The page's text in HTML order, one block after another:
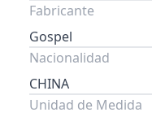
Fabricante
Gospel
Nacionalidad
CHINA
Unidad de Medida